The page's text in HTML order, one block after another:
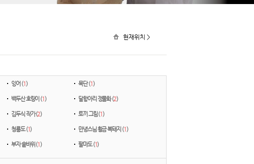
현재위치 >
잉어 (1) 목단 (1)
백두산 호랑이 (1) 달항아리 정물화 (2)
김두식 작가 (2) 토끼 그림 (1)
청룡도 (1) 만녕스님 황금 복돼지 (1)
부자 솥바위 (1) 팔마도 (1)